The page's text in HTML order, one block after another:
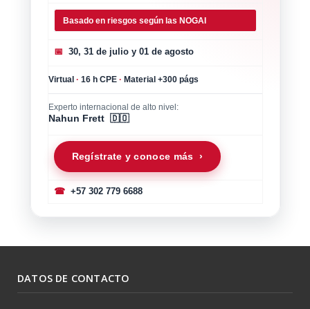
Basado en riesgos según las NOGAI
📅 30, 31 de julio y 01 de agosto
Virtual · 16 h CPE · Material +300 págs
Experto internacional de alto nivel:
Nahun Frett 🇩🇴
Regístrate y conoce más ›
☎+57 302 779 6688
DATOS DE CONTACTO